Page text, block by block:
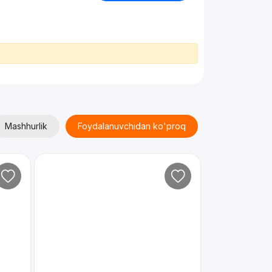
Mashhurlik Foydalanuvchidan ko'proq